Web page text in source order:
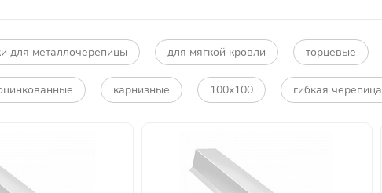
для металлочерепицы для мягкой кровли торцевые
карнизные 100х100 гибкая черепица